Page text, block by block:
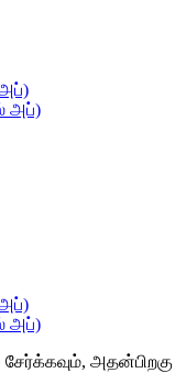
அப்)
அப்)
அதன்பிறகு